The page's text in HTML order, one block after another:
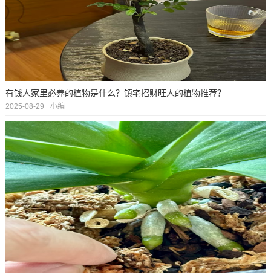
有钱人家里必养的植物是什么？镇宅招财旺人的植物推荐？
2025-08-29 小编